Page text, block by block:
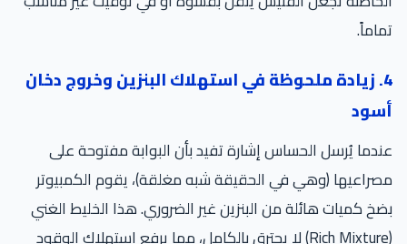
تماماً.
4. زيادة ملحوظة في استهلاك البنزين وخروج دخان
أسود
عندما يُرسل الحساس إشارة تفيد بأن البوابة مفتوحة على
مصراعيها (وهي في الحقيقة شبه مغلقة)، يقوم الكمبيوتر
بضخ كميات هائلة من البنزين غير الضروري. هذا الخليط الغني
(Rich Mixture) لا يحترق بالكامل، مما يرفع استهلاك الوقود